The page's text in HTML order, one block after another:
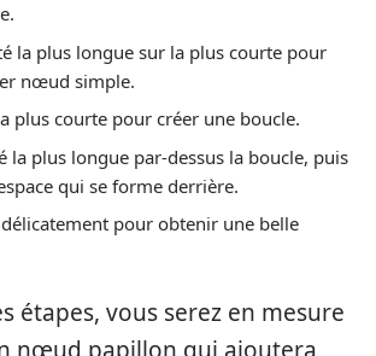
la plus longue sur la plus courte pour
nœud simple.
plus courte pour créer une boucle.
la plus longue par-dessus la boucle, puis
qui se forme derrière.
pour obtenir une belle
étapes, vous serez en mesure
nœud papillon qui ajoutera